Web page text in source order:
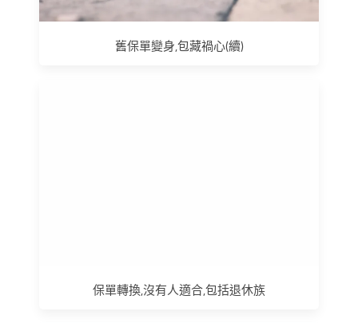
舊保單變身,包藏禍心(續)
保單轉換,沒有人適合,包括退休族